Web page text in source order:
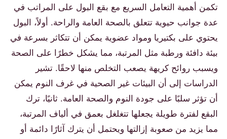
تكمن أهمية التعامل السريع مع بقع البول على المراتب في
عدة جوانب حيوية تتعلق بالصحة العامة والراحة. أولاً، البول
يحتوي على بكتيريا ومواد عضوية يمكن أن تتكاثر بسرعة في
بيئة دافئة ورطبة مثل المرتبة، مما يشكل خطرًا على الصحة
ويسبب روائح كريهة يصعب التخلص منها لاحقًا. تشير
الدراسات إلى أن البيئات غير الصحية في غرف النوم يمكن
أن تؤثر سلبًا على جودة النوم والصحة العامة. ثانيًا، ترك
البقع لفترة طويلة يجعلها تتغلغل بعمق في ألياف المرتبة،
مما يزيد من صعوبة إزالتها ويحتمل أن يترك آثارًا دائمة أو